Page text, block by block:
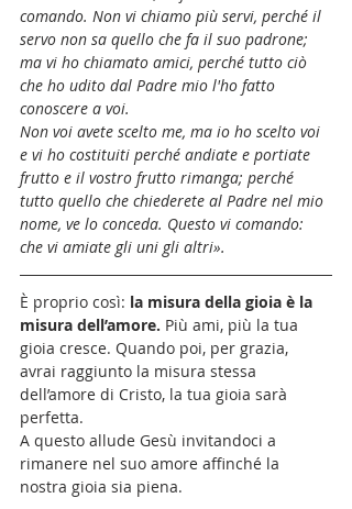
comando. Non vi chiamo più servi, perché il
servo non sa quello che fa il suo padrone;
ma vi ho chiamato amici, perché tutto ciò
che ho udito dal Padre mio l'ho fatto
conoscere a voi.
Non voi avete scelto me, ma io ho scelto voi
e vi ho costituiti perché andiate e portiate
frutto e il vostro frutto rimanga; perché
tutto quello che chiederete al Padre nel mio
nome, ve lo conceda. Questo vi comando:
che vi amiate gli uni gli altri».
È proprio così: la misura della gioia è la
misura dell’amore. Più ami, più la tua
gioia cresce. Quando poi, per grazia,
avrai raggiunto la misura stessa
dell’amore di Cristo, la tua gioia sarà
perfetta.
A questo allude Gesù invitandoci a
rimanere nel suo amore affinché la
nostra gioia sia piena.